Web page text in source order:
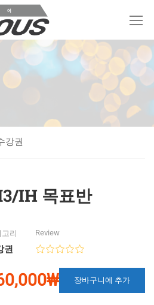
강권
IH 목표반
리
권
Review
장바구니에 추가